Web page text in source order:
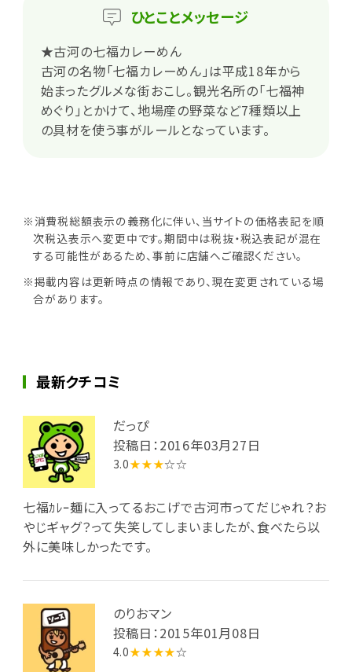
ひとことメッセージ
★古河の七福カレーめん
古河の名物「七福カレーめん」は平成18年から
始まったグルメな街おこし。観光名所の「七福神
めぐり」とかけて、地場産の野菜など7種類以上
の具材を使う事がルールとなっています。
※消費税総額表示の義務化に伴い、当サイトの価格表記を順
次税込表示へ変更中です。期間中は税抜・税込表記が混在
する可能性があるため、事前に店舗へご確認ください。
※掲載内容は更新時点の情報であり、現在変更されている場
合があります。
最新クチコミ
だっぴ
投稿日：2016年03月27日
3.0★★★☆☆
七福ｶﾚｰ麺に入ってるおこげで古河市ってだじゃれ？お
やじギャグ？って失笑してしまいましたが、食べたら以
外に美味しかったです。
のりおマン
投稿日：2015年01月08日
4.0★★★★☆